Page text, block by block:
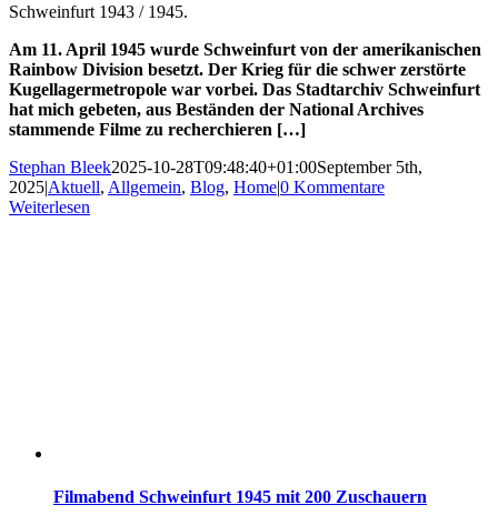
Schweinfurt 1943 / 1945.
Am 11. April 1945 wurde Schweinfurt von der amerikanischen
Rainbow Division besetzt. Der Krieg für die schwer zerstörte
Kugellagermetropole war vorbei. Das Stadtarchiv Schweinfurt
hat mich gebeten, aus Beständen der National Archives
stammende Filme zu recherchieren […]
Stephan Bleek2025-10-28T09:48:40+01:00September 5th,
2025|Aktuell, Allgemein, Blog, Home|0 Kommentare
Weiterlesen
Filmabend Schweinfurt 1945 mit 200 Zuschauern